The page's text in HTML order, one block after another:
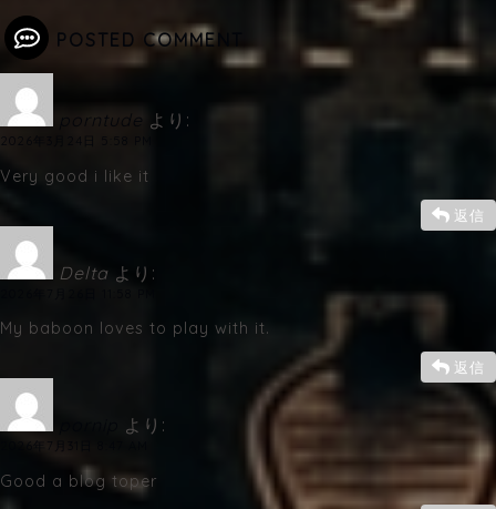
POSTED COMMENT
porntude より:
2026年3月24日 5:58 PM
Very good i like it
返信
Delta より:
My baboon loves to play with it.
返信
より:
2026年7月31日 8:47 AM
Good a blog toper